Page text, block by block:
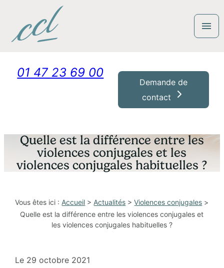
menu
01 47 23 69 00
Demande de
contact
Quelle est la différence entre les
violences conjugales et les
violences conjugales habituelles ?
Vous êtes ici : Accueil > Actualités >Violences conjugales >
Quelle est la différence entre les violences conjugales et
les violences conjugales habituelles ?
Le 29 octobre 2021
Panneau de gestion des cookies